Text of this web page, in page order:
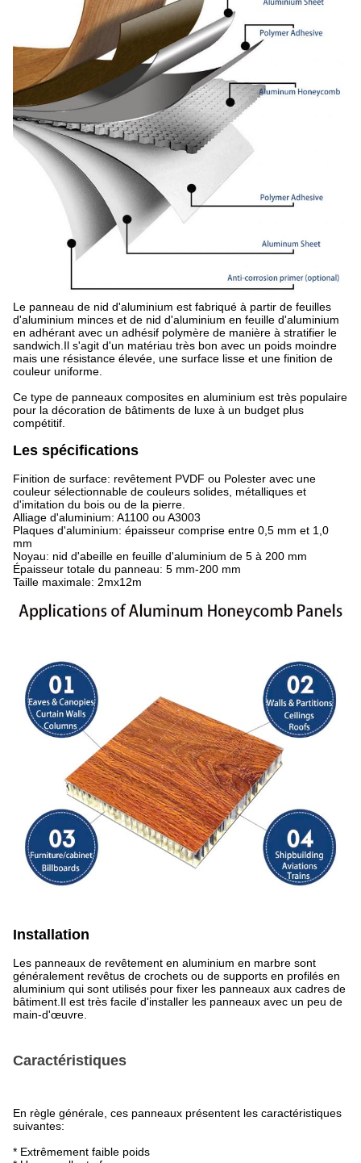
Le panneau de nid d'aluminium est fabriqué à partir de feuilles
d'aluminium minces et de nid d'aluminium en feuille d'aluminium
en adhérant avec un adhésif polymère de manière à stratifier le
sandwich.Il s'agit d'un matériau très bon avec un poids moindre
mais une résistance élevée, une surface lisse et une finition de
couleur uniforme.
Ce type de panneaux composites en aluminium est très populaire
pour la décoration de bâtiments de luxe à un budget plus
compétitif.
Les spécifications
Finition de surface: revêtement PVDF ou Polester avec une
couleur sélectionnable de couleurs solides, métalliques et
d'imitation du bois ou de la pierre.
Alliage d'aluminium: A1100 ou A3003
Plaques d'aluminium: épaisseur comprise entre 0,5 mm et 1,0
mm
Noyau: nid d'abeille en feuille d'aluminium de 5 à 200 mm
Épaisseur totale du panneau: 5 mm-200 mm
Taille maximale: 2mx12m
Installation
Les panneaux de revêtement en aluminium en marbre sont
généralement revêtus de crochets ou de supports en profilés en
aluminium qui sont utilisés pour fixer les panneaux aux cadres de
bâtiment.Il est très facile d'installer les panneaux avec un peu de
main-d'œuvre.
Caractéristiques
En règle générale, ces panneaux présentent les caractéristiques
suivantes:
* Extrêmement faible poids